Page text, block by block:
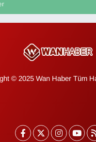
© 2025 Wan Haber Tüm